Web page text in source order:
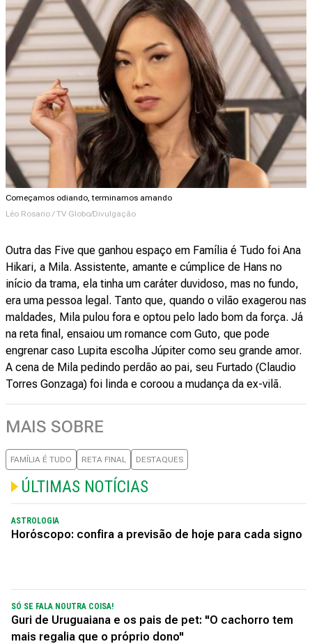
Começamos odiando, terminamos amando
Léo Rosario / TV Globo/Divulgação
Outra das Five que ganhou espaço em Família é Tudo foi Ana
Hikari, a Mila. Assistente, amante e cúmplice de Hans no
início da trama, ela tinha um caráter duvidoso, mas no fundo,
era uma pessoa legal. Tanto que, quando o vilão exagerou nas
maldades, Mila pulou fora e optou pelo lado bom da força. Já
na reta final, ensaiou um romance com Guto, que pode
engrenar caso Lupita escolha Júpiter como seu grande amor.
A cena de Mila pedindo perdão ao pai, seu Furtado (Claudio
Torres Gonzaga) foi linda e coroou a mudança da ex-vilã.
MAIS SOBRE
FAMÍLIA É TUDO RETA FINAL DESTAQUES
ÚLTIMAS NOTÍCIAS
ASTROLOGIA
Horóscopo: confira a previsão de hoje para cada signo
SÓ SE FALA NOUTRA COISA!
Guri de Uruguaiana e os pais de pet: "O cachorro tem
mais regalia que o próprio dono"